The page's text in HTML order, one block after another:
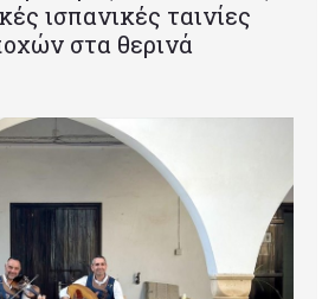
ισπανικές ταινίες
στα θερινά